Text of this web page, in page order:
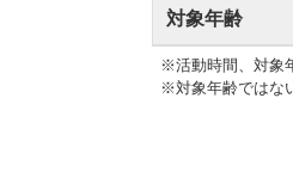
対象年齢
※活動時間、対象
※対象年齢ではな